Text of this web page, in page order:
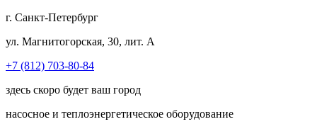
г. Санкт-Петербург
ул. Магнитогорская, 30, лит. А
+7 (812) 703-80-84
здесь скоро будет ваш город
насосное и теплоэнергетическое оборудование